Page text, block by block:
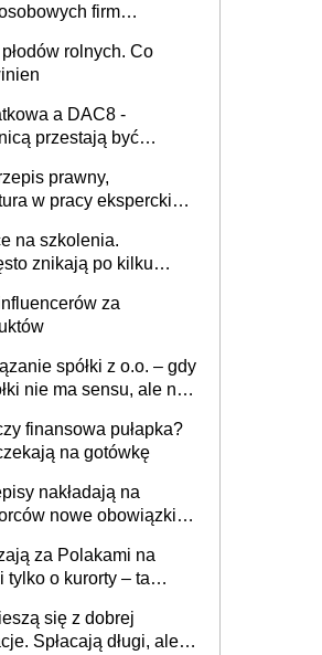
firm
rolnych. Co
a DAC8 -
przestają być
prawny,
w pracy eksperckiej -
na szkolenia.
znikają po kilku
za
spółki z o.o. – gdy
nie ma sensu, ale nie
finansowa pułapka?
na gotówkę
nakładają na
nowe obowiązki w
za Polakami na
o kurorty – ta
urlop po cichu
się z dobrej
Spłacają długi, ale